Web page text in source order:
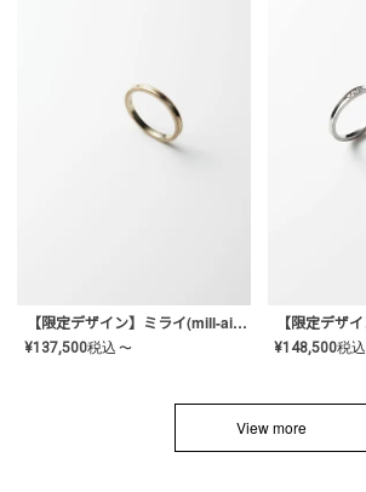
【限定デザイン】ミライ(mill-ai)リング
¥137,500税込 〜 ¥148,500税込
View more